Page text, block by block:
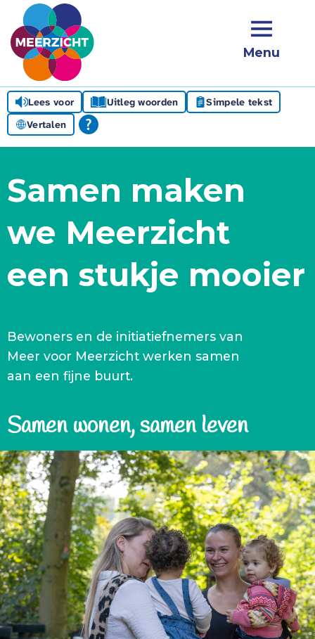
Menu
Lees voor Uitleg woorden
Simpele tekst
Vertalen
Samen maken
we Meerzicht
een stukje mooier
Bewoners en de initiatiefnemers van
Meer voor Meerzicht werken samen
aan een fijne buurt.
Samen wonen, samen leven